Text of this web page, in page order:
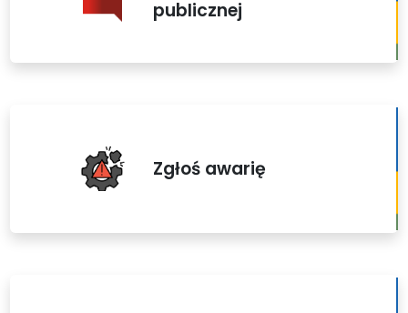
publicznej
Zgłoś awarię